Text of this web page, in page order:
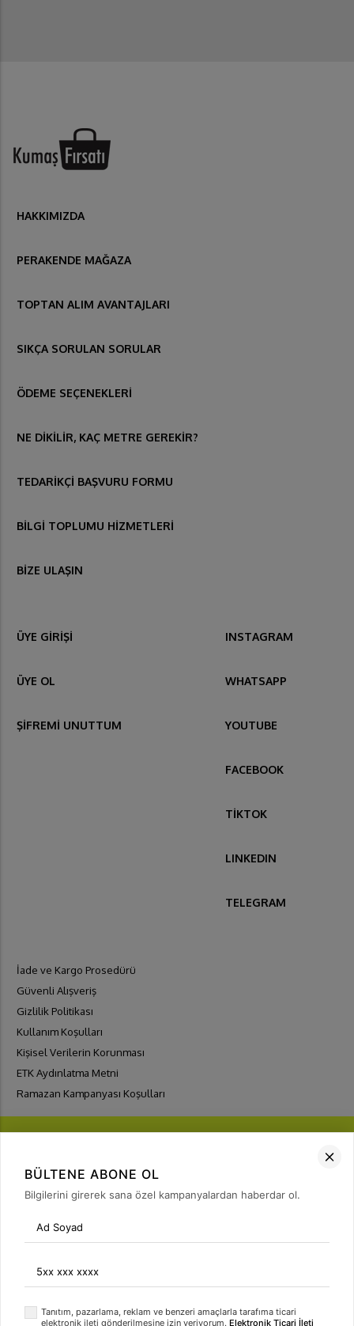
HAKKIMIZDA
PERAKENDE MAĞAZA
TOPTAN ALIM AVANTAJLARI
SIKÇA SORULAN SORULAR
ÖDEME SEÇENEKLERİ
NE DİKİLİR, KAÇ METRE GEREKİR?
TEDARİKÇİ BAŞVURU FORMU
BİLGİ TOPLUMU HİZMETLERİ
BİZE ULAŞIN
ÜYE GİRİŞİ
ÜYE OL
ŞİFREMİ UNUTTUM
INSTAGRAM
WHATSAPP
YOUTUBE
FACEBOOK
TİKTOK
LINKEDIN
TELEGRAM
İade ve Kargo Prosedürü
Güvenli Alışveriş
Gizlilik Politikası
Kullanım Koşulları
Kişisel Verilerin Korunması
ETK Aydınlatma Metni
Ramazan Kampanyası Koşulları
FIRSATLARIYAKALA
Bülten Üyeliği
arrow_forward
BÜLTENE ABONE OL
Bilgilerini girerek sana özel kampanyalardan haberdar ol.
Tanıtım, pazarlama, reklam ve benzeri amaçlarla tarafıma ticari
elektronik ileti gönderilmesine izin veriyorum. Elektronik Ticari İleti